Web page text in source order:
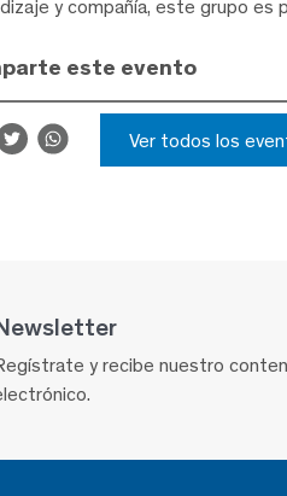
y compañía, este grupo es
este evento
Ver todos los
y recibe nuestro